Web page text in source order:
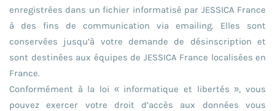
enregistrées dans un fichier informatisé par JESSICA France
à des fins de communication via emailing. Elles sont
conservées jusqu’à votre demande de désinscription et
sont destinées aux équipes de JESSICA France localisées en
France.
Conformément à la loi « informatique et libertés », vous
pouvez exercer votre droit d’accès aux données vous